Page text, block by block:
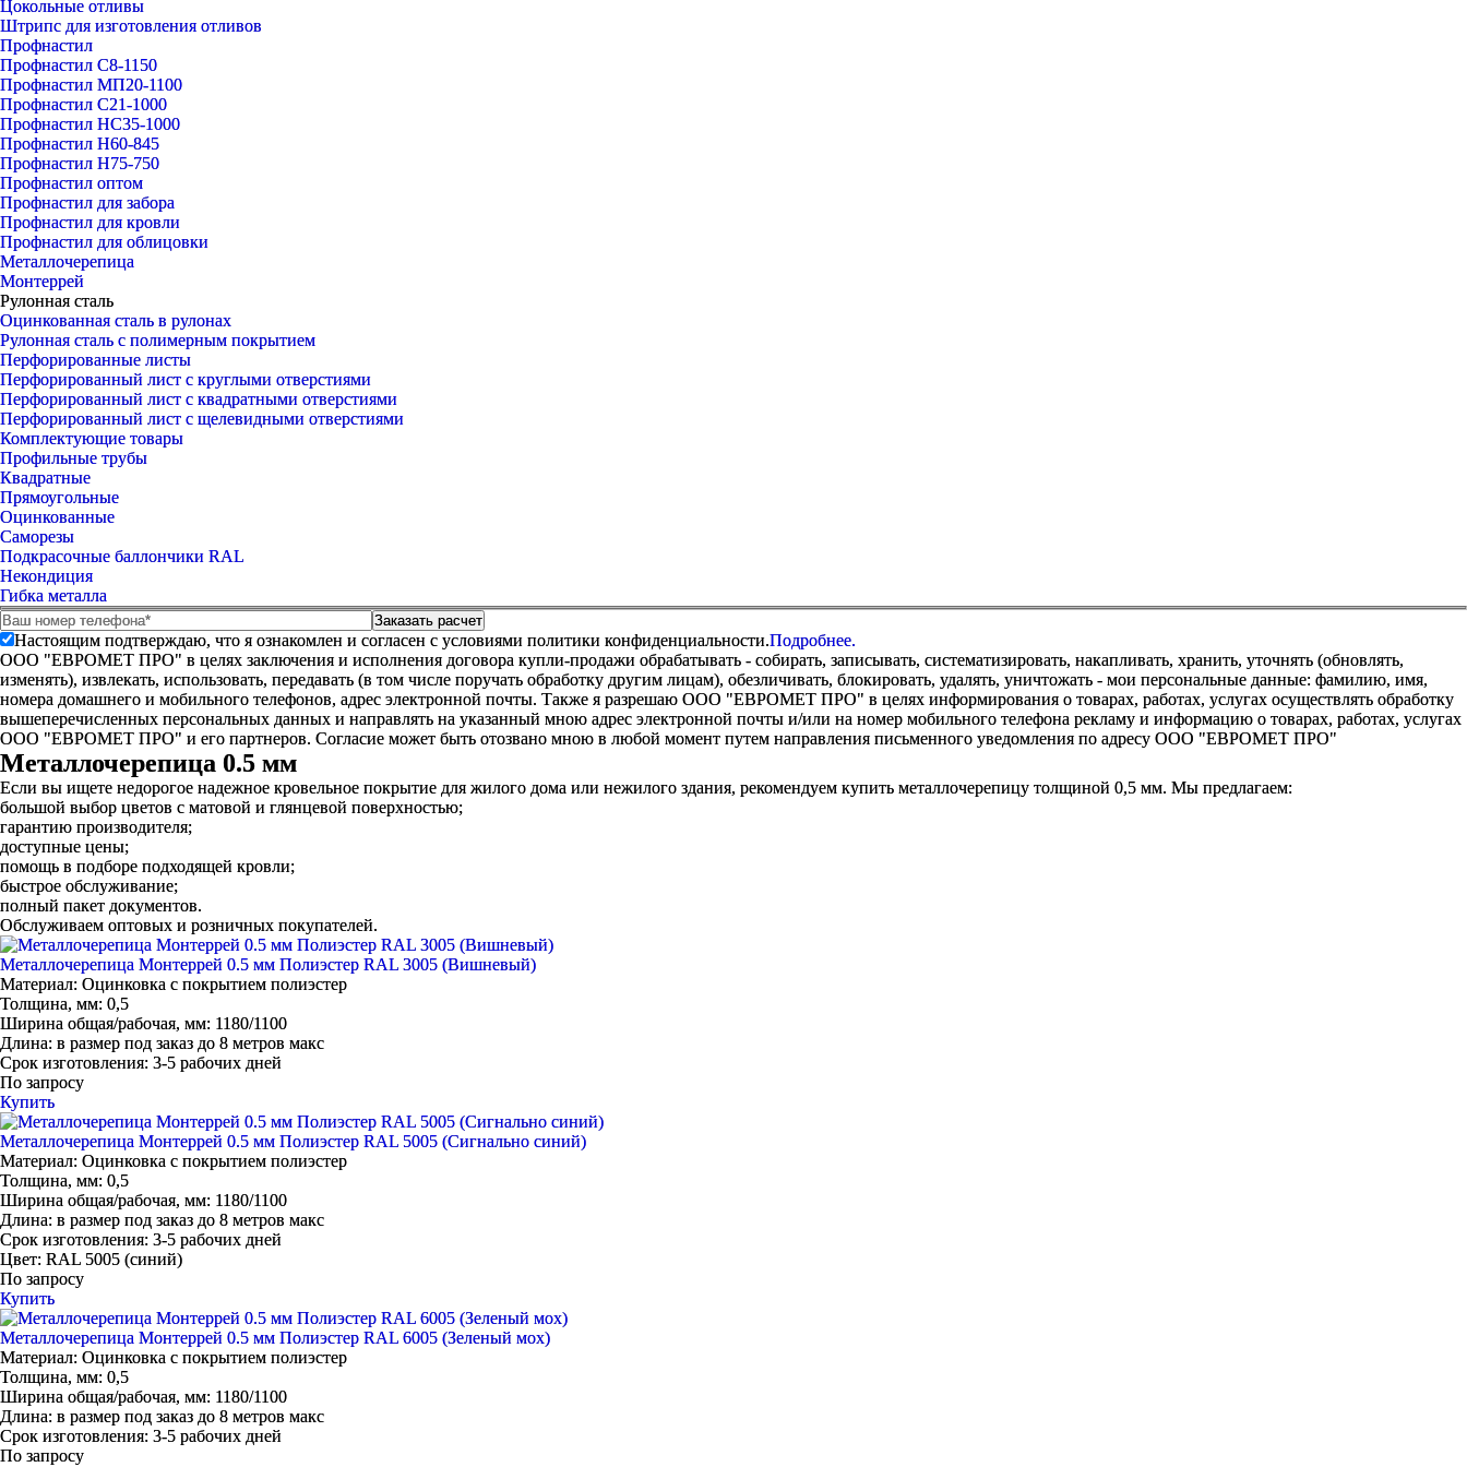
Цокольные отливы
Штрипс для изготовления отливов
Профнастил
Профнастил С8-1150
Профнастил МП20-1100
Профнастил С21-1000
Профнастил НС35-1000
Профнастил Н60-845
Профнастил Н75-750
Профнастил оптом
Профнастил для забора
Профнастил для кровли
Профнастил для облицовки
Металлочерепица
Монтеррей
Рулонная сталь
Оцинкованная сталь в рулонах
Рулонная сталь с полимерным покрытием
Перфорированные листы
Перфорированный лист с круглыми отверстиями
Перфорированный лист с квадратными отверстиями
Перфорированный лист с щелевидными отверстиями
Комплектующие товары
Профильные трубы
Квадратные
Прямоугольные
Оцинкованные
Саморезы
Подкрасочные баллончики RAL
Некондиция
Гибка металла
Настоящим подтверждаю, что я ознакомлен и согласен с условиями политики конфиденциальности.Подробнее.
ООО "ЕВРОМЕТ ПРО" в целях заключения и исполнения договора купли-продажи обрабатывать - собирать, записывать, систематизировать, накапливать, хранить, уточнять (обновлять,
изменять), извлекать, использовать, передавать (в том числе поручать обработку другим лицам), обезличивать, блокировать, удалять, уничтожать - мои персональные данные: фамилию, имя,
номера домашнего и мобильного телефонов, адрес электронной почты. Также я разрешаю ООО "ЕВРОМЕТ ПРО" в целях информирования о товарах, работах, услугах осуществлять обработку
вышеперечисленных персональных данных и направлять на указанный мною адрес электронной почты и/или на номер мобильного телефона рекламу и информацию о товарах, работах, услугах
ООО "ЕВРОМЕТ ПРО" и его партнеров. Согласие может быть отозвано мною в любой момент путем направления письменного уведомления по адресу ООО "ЕВРОМЕТ ПРО"
Металлочерепица 0.5 мм
Если вы ищете недорогое надежное кровельное покрытие для жилого дома или нежилого здания, рекомендуем купить металлочерепицу толщиной 0,5 мм. Мы предлагаем:
большой выбор цветов с матовой и глянцевой поверхностью;
гарантию производителя;
доступные цены;
помощь в подборе подходящей кровли;
быстрое обслуживание;
полный пакет документов.
Обслуживаем оптовых и розничных покупателей.
Металлочерепица Монтеррей 0.5 мм Полиэстер RAL 3005 (Вишневый)
Материал: Оцинковка с покрытием полиэстер
Толщина, мм: 0,5
Ширина общая/рабочая, мм: 1180/1100
Длина: в размер под заказ до 8 метров макс
Срок изготовления: 3-5 рабочих дней
По запросу
Купить
Металлочерепица Монтеррей 0.5 мм Полиэстер RAL 5005 (Сигнально синий)
Материал: Оцинковка с покрытием полиэстер
Толщина, мм: 0,5
Ширина общая/рабочая, мм: 1180/1100
Длина: в размер под заказ до 8 метров макс
Срок изготовления: 3-5 рабочих дней
Цвет: RAL 5005 (синий)
По запросу
Купить
Металлочерепица Монтеррей 0.5 мм Полиэстер RAL 6005 (Зеленый мох)
Материал: Оцинковка с покрытием полиэстер
Толщина, мм: 0,5
Ширина общая/рабочая, мм: 1180/1100
Длина: в размер под заказ до 8 метров макс
Срок изготовления: 3-5 рабочих дней
По запросу